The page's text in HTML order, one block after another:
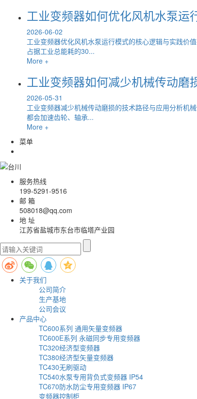
工业变频器如何优化风机水泵运
2026-06-02
工业变频器优化风机水泵运行模式的核心逻辑与实践价
占据工业总能耗的30...
More +
工业变频器如何减少机械传动磨
2026-05-31
工业变频器减少机械传动磨损的技术路径与应用分析机
都会加速齿轮、轴承...
More +
菜单
服务热线
199-5291-9516
邮 箱
508018@qq.com
地 址
江苏省盐城市东台市临塔产业园
关于我们
公司简介
生产基地
公司会议
产品中心
TC600系列 通用矢量变频器
TC600E系列 永磁同步专用变频器
TC320经济型变频器
TC380经济型矢量变频器
TC430无刷驱动
TC540水泵专用背负式变频器 IP54
TC670防水防尘专用变频器 IP67
变频器控制柜